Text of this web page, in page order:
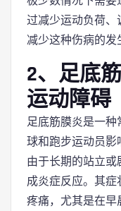
过减少运动负荷、
减少这种伤病的发
2、足底
运动障碍
足底筋膜炎是一
球和跑步运动员影
由于长期的站立
成炎症反应。其
疼痛，尤其是在早